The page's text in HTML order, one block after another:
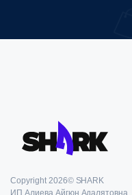
Copyright 2026© SHARK